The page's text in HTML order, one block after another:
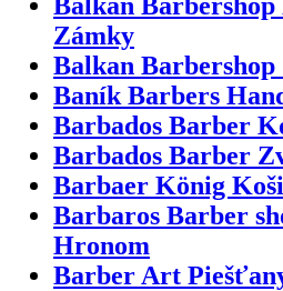
Zámky
Balkan Barbershop
Baník Barbers
Barbados Barber
Barbados Barber
Barbaer König
Barbaros Barber
Hronom
Barber Art